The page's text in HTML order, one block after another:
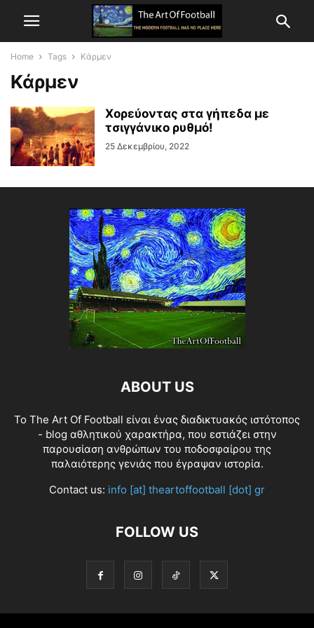
Home Tags Κάρμεν
Κάρμεν
Χορεύοντας στα γήπεδα με
τσιγγάνικο ρυθμό!
25 Δεκεμβρίου, 2022
ABOUT US
Το The Art Of Football είναι ένας διαδικτυακός ιστότοπος
- blog αθλητικού χαρακτήρα, που εστιάζει στην
παρουσίαση ανθρώπων του ποδοσφαίρου της
παλαιότερης γενιάς που έγραψαν ιστορία.
Contact us: info [at] theartoffootball [dot] gr
FOLLOW US